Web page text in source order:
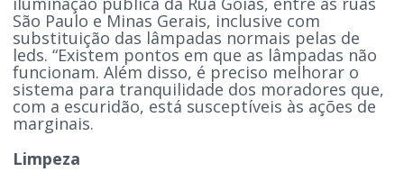
São Paulo e Minas Gerais, inclusive com
substituição das lâmpadas normais pelas de
leds. “Existem pontos em que as lâmpadas não
funcionam. Além disso, é preciso melhorar o
sistema para tranquilidade dos moradores que,
com a escuridão, está susceptíveis às ações de
marginais.
Limpeza